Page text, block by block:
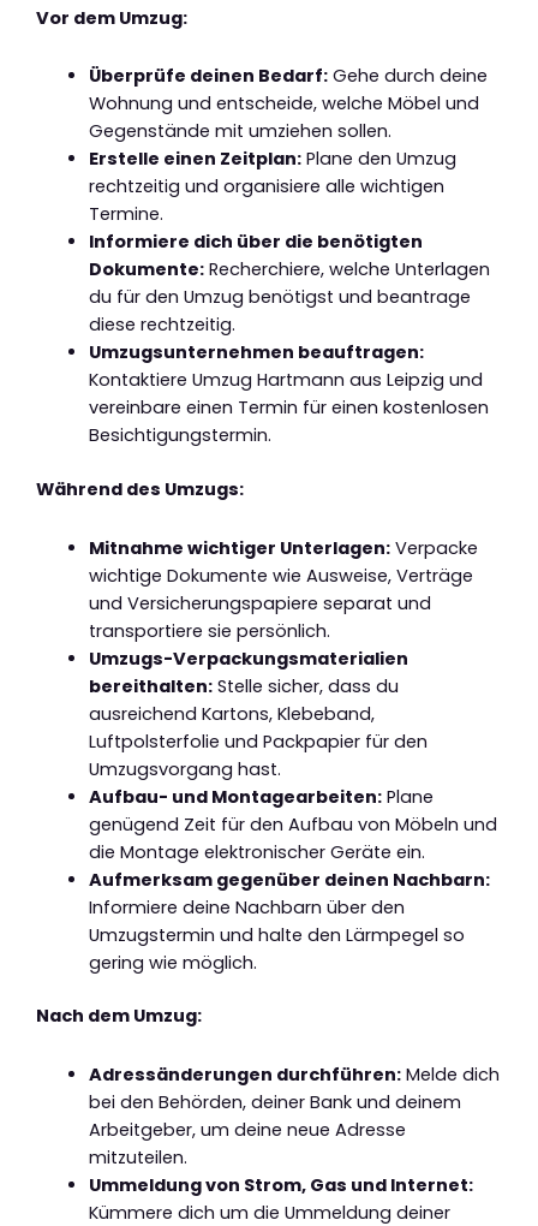
Vor dem Umzug:
Überprüfe deinen Bedarf:Gehe durch deine
Wohnung und entscheide, welche Möbel und
Gegenstände mit umziehen sollen.
Erstelle einen Zeitplan:Plane den Umzug
rechtzeitig und organisiere alle wichtigen
Termine.
Informiere dich über die benötigten
Dokumente:Recherchiere, welche Unterlagen
du für den Umzug benötigst und beantrage
diese rechtzeitig.
Umzugsunternehmen beauftragen:
Kontaktiere Umzug Hartmann aus Leipzig und
vereinbare einen Termin für einen kostenlosen
Besichtigungstermin.
Während des Umzugs:
Mitnahme wichtiger Unterlagen:Verpacke
wichtige Dokumente wie Ausweise, Verträge
und Versicherungspapiere separat und
transportiere sie persönlich.
Umzugs-Verpackungsmaterialien
bereithalten:Stelle sicher, dass du
ausreichend Kartons, Klebeband,
Luftpolsterfolie und Packpapier für den
Umzugsvorgang hast.
Aufbau- und Montagearbeiten:Plane
genügend Zeit für den Aufbau von Möbeln und
die Montage elektronischer Geräte ein.
Aufmerksam gegenüber deinen Nachbarn:
Informiere deine Nachbarn über den
Umzugstermin und halte den Lärmpegel so
gering wie möglich.
Nach dem Umzug:
Adressänderungen durchführen:Melde dich
bei den Behörden, deiner Bank und deinem
Arbeitgeber, um deine neue Adresse
mitzuteilen.
Ummeldung von Strom, Gas und Internet:
Kümmere dich um die Ummeldung deiner